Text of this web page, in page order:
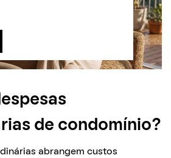
de condomínio?
abrangem custos